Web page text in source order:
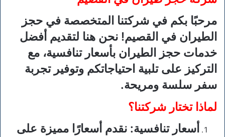
مرحبًا بكم في شركتنا المتخصصة في حجز
الطيران في القصيم! نحن هنا لتقديم أفضل
خدمات حجز الطيران بأسعار تنافسية، مع
التركيز على تلبية احتياجاتكم وتوفير تجربة
سفر سلسة ومريحة.
لماذا تختار شركتنا؟
أسعار تنافسية: نقدم أسعارًا مميزة على